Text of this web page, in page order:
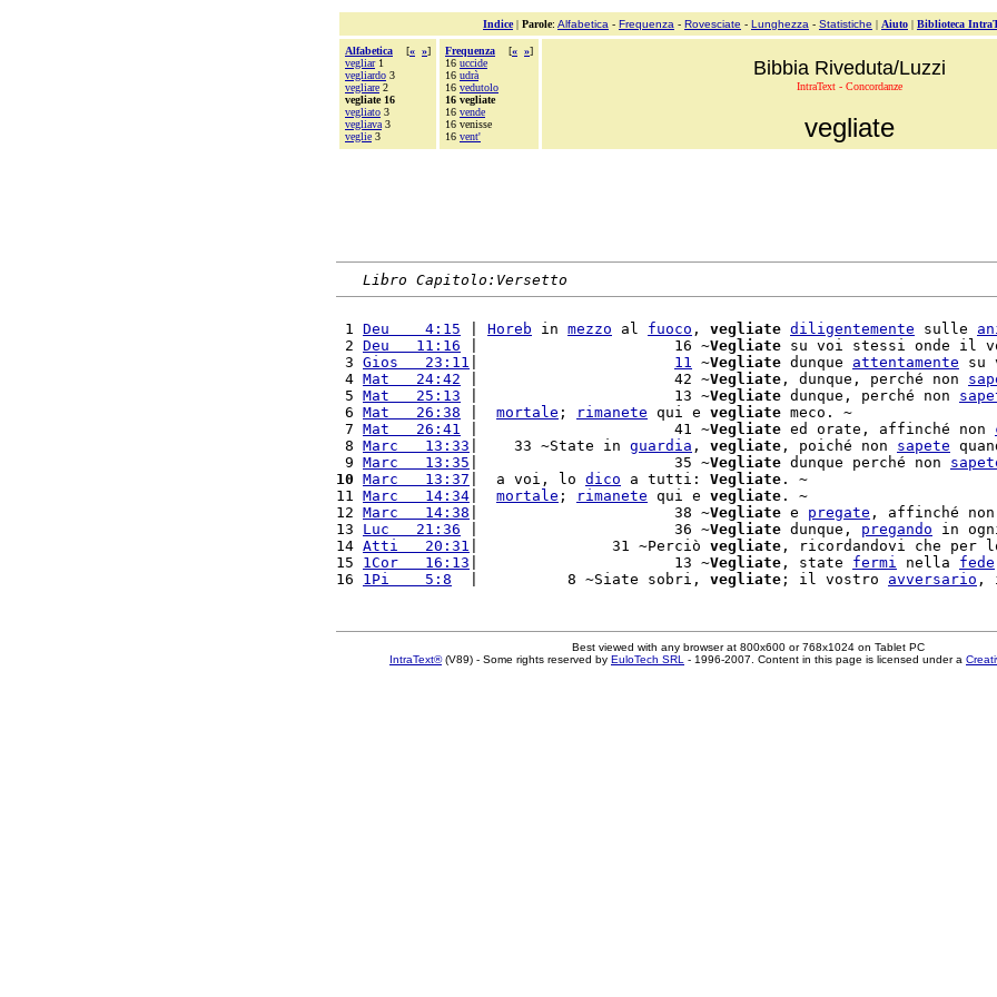
Indice| Parole: Alfabetica - Frequenza - Rovesciate - Lunghezza - Statistiche | Aiuto | Biblioteca
Alfabetica [« »]
vegliar1
vegliardo 3
vegliare 2
vegliate 16
vegliato 3
vegliava 3
veglie 3
Frequenza [« »]
16 uccide
16 udrà
16 vedutolo
16 vegliate
16 vende
16 venisse
16 vent'
Bibbia Riveduta/Luzzi
IntraText - Concordanze
vegliate
Libro Capitolo:Versetto
1 Deu    4:15 Horeb in mezzo al fuoco , vegliate diligentemente sulle
2 Deu   11:16 |                      16 ~Vegliate su voi stessi onde il
3 Gios   23:11 11 ~Vegliate dunque attentamente su
4 Mat   24:42 |                      42 ~Vegliate , dunque, perché non
5 Mat   25:13 |                      13 ~Vegliate dunque, perché non
6 Mat   26:38 mortale ; rimanete qui e vegliate meco. ~
7 Mat   26:41 |                      41 ~Vegliate ed orate, affinché non
8 Marc   13:33 |    33 ~State in guardia , vegliate , poiché non sapete
9 Marc   13:35 |                      35 ~Vegliate dunque perché non
10 Marc   13:37 |  a voi, lo dico a tutti: Vegliate . ~
11 Marc   14:34 mortale ; rimanete qui e vegliate . ~
12 Marc   14:38 |                      38 ~Vegliate e pregate , affinché non
13 Luc   21:36 |                      36 ~Vegliate dunque, pregando in
14 Atti   20:31 |               31 ~Perciò vegliate , ricordandovi che per
15 1Cor   16:13 |                      13 ~Vegliate , state fermi nella fede
16 1Pi    5:8
  |          8 ~Siate sobri,
vegliate ; il vostro avversario
Best viewed with any browser at 800x600 or 768x1024 on Tablet PC
IntraText®(V89) - Some rights reserved by EuloTech SRL - 1996-2007. Content in this page is licensed under a